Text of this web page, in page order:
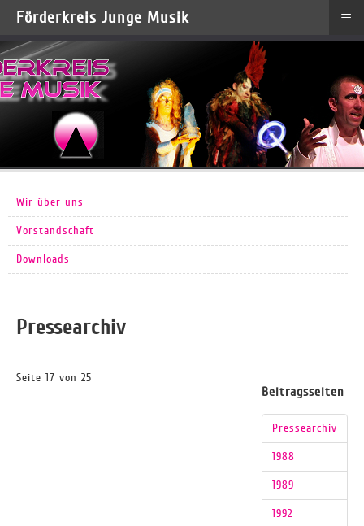
Wir über uns
Vorstandschaft
Downloads
Pressearchiv
Beitragsseiten
Pressearchiv
1988
1989
1992
Seite 17 von 25
Förderkreis Junge Musik ≡